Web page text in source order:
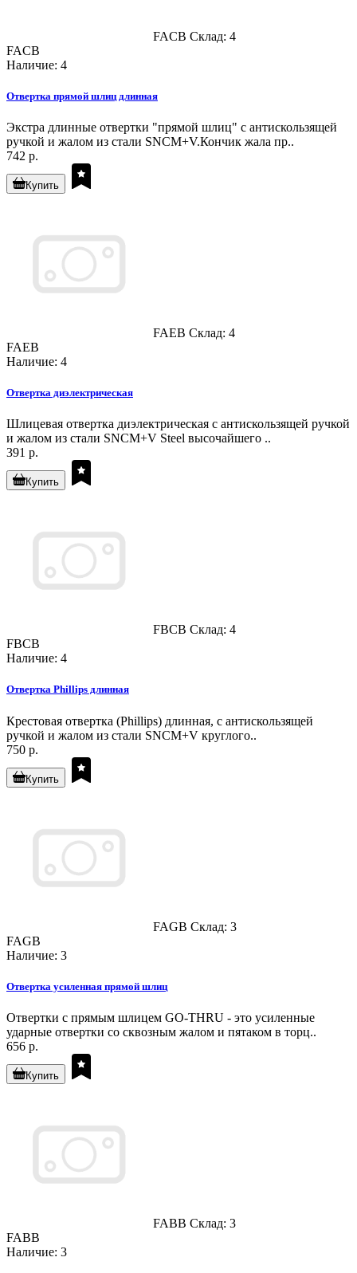
FACB Склад: 4
FACB
Наличие: 4
Отвертка прямой шлиц длинная
Экстра длинные отвертки "прямой шлиц" с антискользящей
ручкой и жалом из стали SNCM+V.Кончик жала пр..
742 р.
Купить
FAEB Склад: 4
FAEB
Наличие: 4
Отвертка диэлектрическая
Шлицевая отвертка диэлектрическая с антискользящей ручкой
и жалом из стали SNCM+V Steel высочайшего ..
391 р.
Купить
FBCB Склад: 4
FBCB
Наличие: 4
Отвертка Phillips длинная
Крестовая отвертка (Phillips) длинная, с антискользящей
ручкой и жалом из стали SNCM+V круглого..
750 р.
Купить
FAGB Склад: 3
FAGB
Наличие: 3
Отвертка усиленная прямой шлиц
Отвертки с прямым шлицем GO-THRU - это усиленные
ударные отвертки со сквозным жалом и пятаком в торц..
656 р.
Купить
FABB Склад: 3
FABB
Наличие: 3